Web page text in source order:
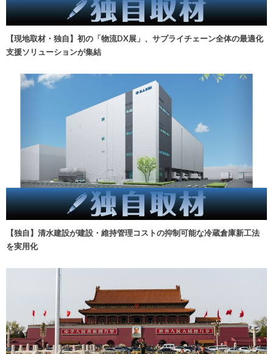
【現地取材・独自】初の「物流DX展」、サプライチェーン全体の最適化
支援ソリューションが集結
【独自】清水建設が建設・維持管理コストの抑制可能な冷蔵倉庫新工法
を実用化